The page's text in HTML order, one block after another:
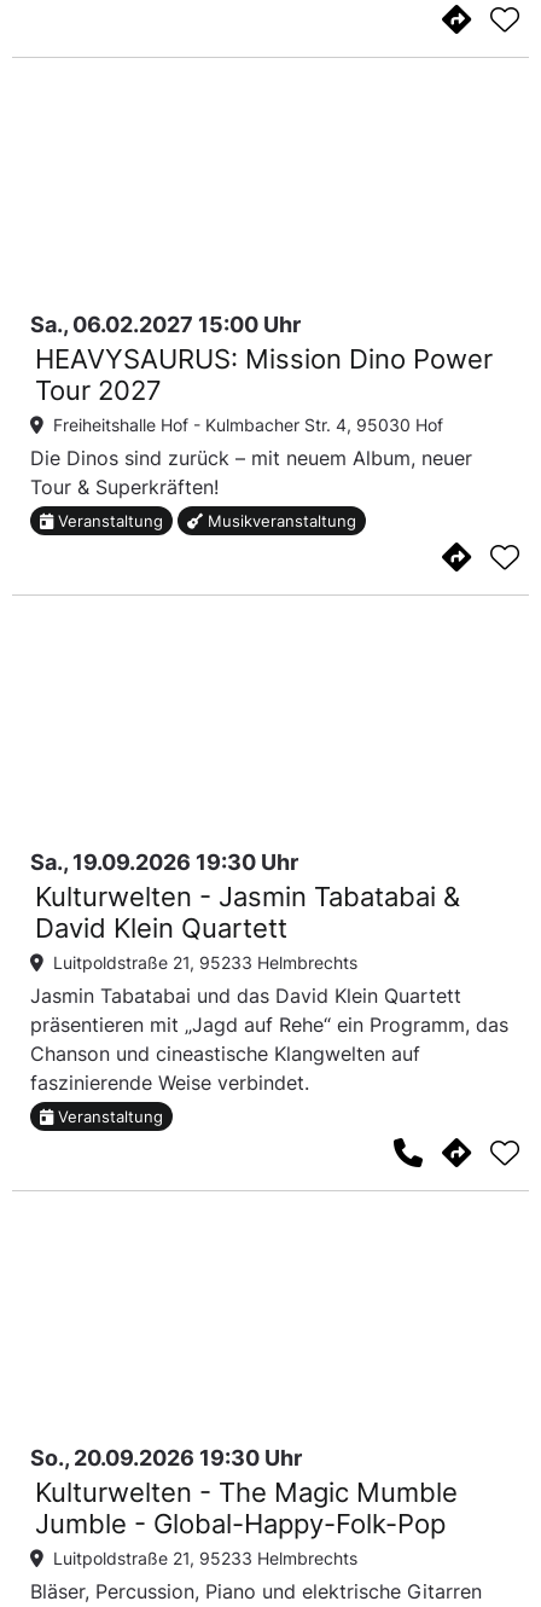
Sa., 06.02.2027 15:00 Uhr
HEAVYSAURUS: Mission Dino Power
Tour 2027
Freiheitshalle Hof - Kulmbacher Str. 4, 95030 Hof
Die Dinos sind zurück – mit neuem Album, neuer
Tour & Superkräften!
Veranstaltung Musikveranstaltung
Sa., 19.09.2026 19:30 Uhr
Kulturwelten - Jasmin Tabatabai &
David Klein Quartett
Luitpoldstraße 21, 95233 Helmbrechts
Jasmin Tabatabai und das David Klein Quartett
präsentieren mit „Jagd auf Rehe“ ein Programm, das
Chanson und cineastische Klangwelten auf
faszinierende Weise verbindet.
Veranstaltung
So., 20.09.2026 19:30 Uhr
Kulturwelten - The Magic Mumble
Jumble - Global-Happy-Folk-Pop
Luitpoldstraße 21, 95233 Helmbrechts
Bläser, Percussion, Piano und elektrische Gitarren